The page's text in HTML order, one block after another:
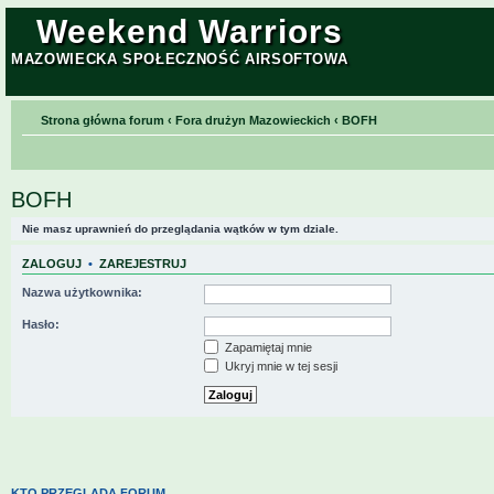
Weekend Warriors
MAZOWIECKA SPOŁECZNOŚĆ AIRSOFTOWA
Strona główna forum ‹ Fora drużyn Mazowieckich ‹ BOFH
BOFH
Nie masz uprawnień do przeglądania wątków w tym dziale.
ZALOGUJ • ZAREJESTRUJ
Nazwa użytkownika:
Hasło:
Zapamiętaj mnie
Ukryj mnie w tej sesji